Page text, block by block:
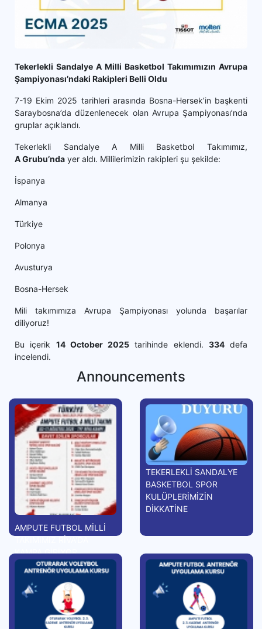
Tekerlekli Sandalye A Milli Basketbol Takımımızın Avrupa
Şampiyonası’ndaki Rakipleri Belli Oldu
7-19 Ekim 2025 tarihleri arasında Bosna-Hersek’in başkenti
Saraybosna’da düzenlenecek olan Avrupa Şampiyonası’nda
gruplar açıklandı.
Tekerlekli Sandalye A Milli Basketbol Takımımız,
A Grubu’nda yer aldı. Millilerimizin rakipleri şu şekilde:
İspanya
Almanya
Türkiye
Polonya
Avusturya
Bosna-Hersek
Mili takımımıza Avrupa Şampiyonası yolunda başarılar
diliyoruz!
Bu içerik 14 October 2025 tarihinde eklendi. 334defa
incelendi.
Announcements
AMPUTE FUTBOL MİLLİ
KAMPA GİRİYOR
TEKERLEKLİ SANDALYE
BASKETBOL SPOR
KULÜPLERİMİZİN
DİKKATİNE